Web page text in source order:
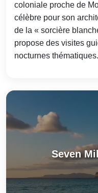
coloniale proche de
célèbre pour son
de la « sorcière
propose des visites
nocturnes thématiques.
Seven